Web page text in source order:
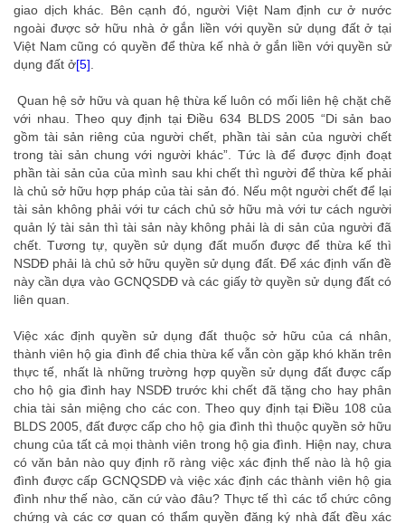
giao dịch khác. Bên cạnh đó, người Việt Nam định cư ở nước
ngoài được sở hữu nhà ở gắn liền với quyền sử dụng đất ở tại
Việt Nam cũng có quyền để thừa kế nhà ở gắn liền với quyền sử
dụng đất ở[5]
Quan hệ sở hữu và quan hệ thừa kế luôn có mối liên hệ chặt chẽ
với nhau. Theo quy định tại Điều 634 BLDS 2005 “Di sản bao
gồm tài sản riêng của người chết, phần tài sản của người chết
trong tài sản chung với người khác”. Tức là để được định đoạt
phần tài sản của của mình sau khi chết thì người để thừa kế phải
là chủ sở hữu hợp pháp của tài sản đó. Nếu một người chết để lại
tài sản không phải với tư cách chủ sở hữu mà với tư cách người
quản lý tài sản thì tài sản này không phải là di sản của người đã
chết. Tương tự, quyền sử dụng đất muốn được để thừa kế thì
NSDĐ phải là chủ sở hữu quyền sử dụng đất. Để xác định vấn đề
này cần dựa vào GCNQSDĐ và các giấy tờ quyền sử dụng đất có
liên quan.
Việc xác định quyền sử dụng đất thuộc sở hữu của cá nhân,
thành viên hộ gia đình để chia thừa kế vẫn còn gặp khó khăn trên
thực tế, nhất là những trường hợp quyền sử dụng đất được cấp
cho hộ gia đình hay NSDĐ trước khi chết đã tặng cho hay phân
chia tài sản miệng cho các con. Theo quy định tại Điều 108 của
BLDS 2005, đất được cấp cho hộ gia đình thì thuộc quyền sở hữu
chung của tất cả mọi thành viên trong hộ gia đình. Hiện nay, chưa
có văn bản nào quy định rõ ràng việc xác định thế nào là hộ gia
đình được cấp GCNQSDĐ và việc xác định các thành viên hộ gia
đình như thế nào, căn cứ vào đâu? Thực tế thì các tổ chức công
chứng và các cơ quan có thẩm quyền đăng ký nhà đất đều xác